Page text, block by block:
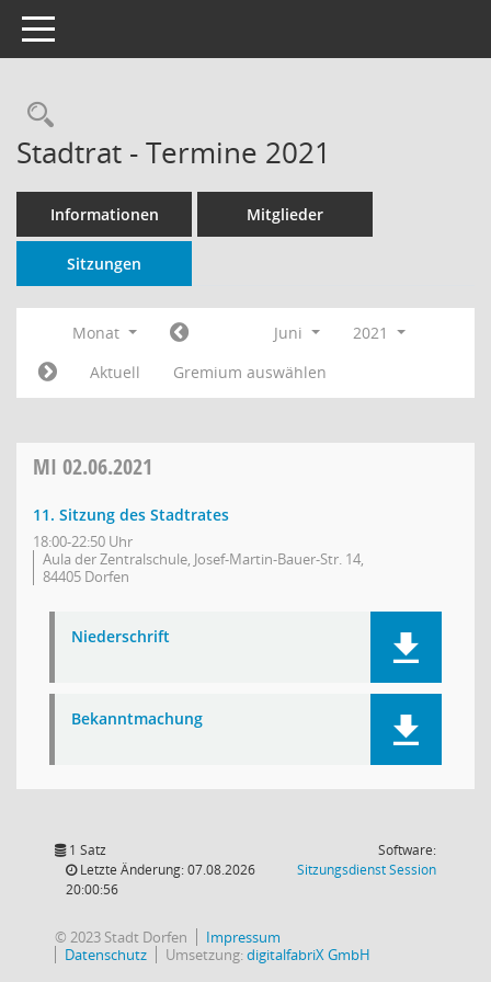
Toggle navigation
Rechercheauswahl
Stadtrat - Termine 2021
Informationen Mitglieder
Sitzungen
Monat Juni
2021
Aktuell
Gremium auswählen
MI 02.06.2021
11. Sitzung des Stadtrates
18:00-22:50 Uhr
Aula der Zentralschule, Josef-Martin-Bauer-Str. 14,
84405 Dorfen
Niederschrift
Bekanntmachung
1 Satz
Letzte Änderung: 07.08.2026
20:00:56
Software:
SitzungsdienstSession(Wird in
© 2023 Stadt Dorfen
Impressum
Datenschutz
Umsetzung:digitalfabriX GmbH